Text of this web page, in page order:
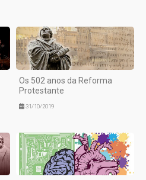
Os 502 anos da Reforma
Protestante
31/10/2019